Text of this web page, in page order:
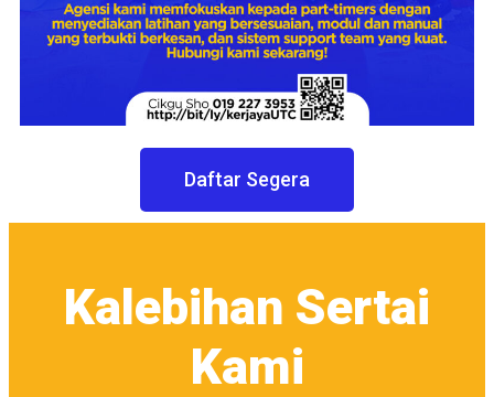
Daftar Segera
Kalebihan Sertai
Kami